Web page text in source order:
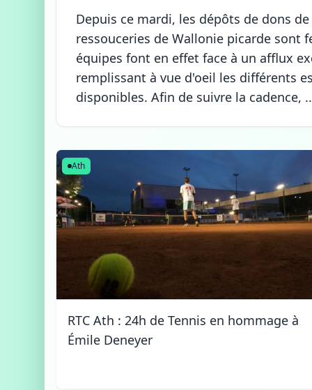
Depuis ce mardi, les dépôts de dons
ressouceries de Wallonie picarde sont
équipes font en effet face à un afflux
remplissant à vue d'oeil les différents
disponibles. Afin de suivre la cadence,
Ath
RTC Ath : 24h de Tennis en hommage à
Émile Deneyer